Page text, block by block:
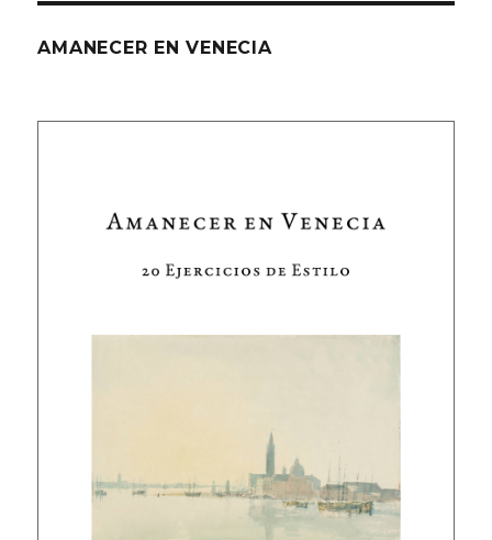
AMANECER EN VENECIA